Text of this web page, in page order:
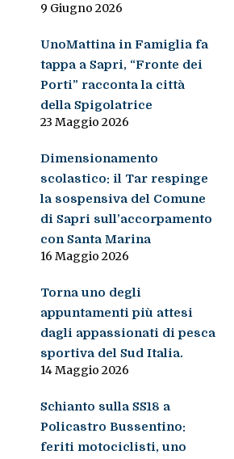
9 Giugno 2026
UnoMattina in Famiglia fa
tappa a Sapri, “Fronte dei
Porti” racconta la città
della Spigolatrice
23 Maggio 2026
Dimensionamento
scolastico: il Tar respinge
la sospensiva del Comune
di Sapri sull’accorpamento
con Santa Marina
16 Maggio 2026
Torna uno degli
appuntamenti più attesi
dagli appassionati di pesca
sportiva del Sud Italia.
14 Maggio 2026
Schianto sulla SS18 a
Policastro Bussentino:
feriti motociclisti, uno